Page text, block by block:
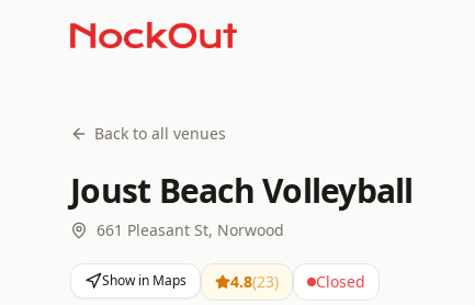
Back to all venues
Joust Beach Volleyball
661 Pleasant St, Norwood
Show in Maps 4.8(23) Closed